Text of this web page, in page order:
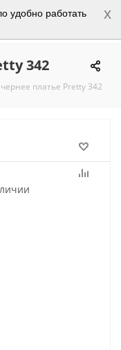
удобно работать
x
0
342
платье Pretty 342